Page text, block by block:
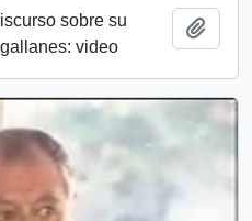
sobre su
video